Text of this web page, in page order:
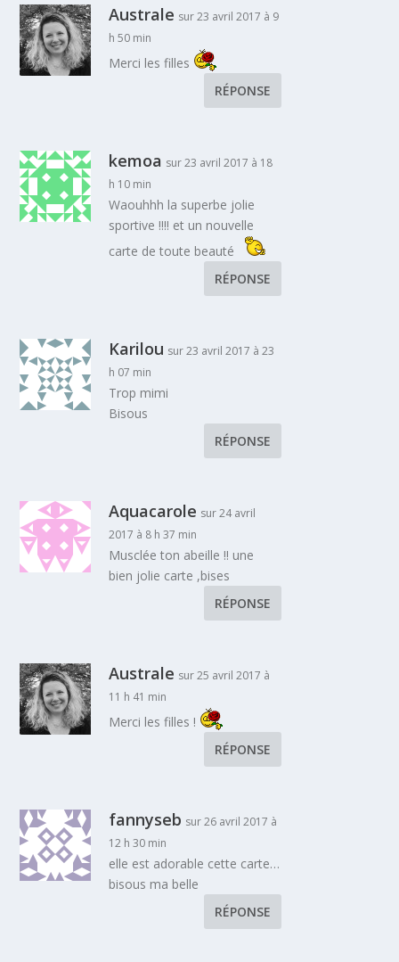
Australe sur 23 avril 2017 à 9
h 50 min
Merci les filles
RÉPONSE
kemoa sur 23 avril 2017 à 18
h 10 min
Waouhhh la superbe jolie
sportive !!!! et un nouvelle
carte de toute beauté
RÉPONSE
Karilou sur 23 avril 2017 à 23
h 07 min
Trop mimi
Bisous
RÉPONSE
Aquacarole sur 24 avril
2017 à 8 h 37 min
Musclée ton abeille !! une
bien jolie carte ,bises
RÉPONSE
Australe sur 25 avril 2017 à
11 h 41 min
Merci les filles !
RÉPONSE
fannyseb sur 26 avril 2017 à
12 h 30 min
elle est adorable cette carte…
bisous ma belle
RÉPONSE